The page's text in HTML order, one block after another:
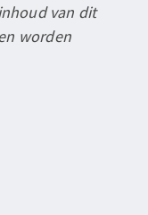
van dit
worden